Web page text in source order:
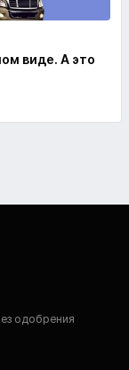
виде. А это
одобрения